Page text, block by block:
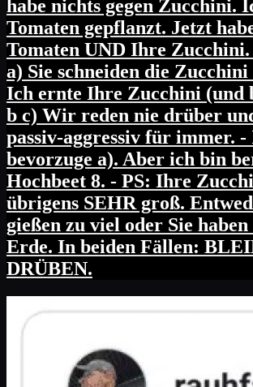
habe nichts gegen Zucchini.
Tomaten gepflanzt. Jetzt
Tomaten UND Ihre
a) Sie schneiden die
Ich ernte Ihre Zucchini (und
b c) Wir reden nie drüber
passiv-aggressiv für immer. -
bevorzuge a). Aber ich bin
Hochbeet 8. - PS: Ihre
übrigens SEHR groß.
gießen zu viel oder Sie haben
Erde. In beiden Fällen:
DRÜBEN.